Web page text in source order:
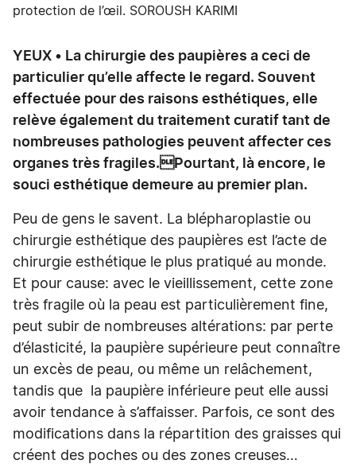
protection de l’œil. SOROUSH KARIMI
YEUX • La chirurgie des paupières a ceci de
particulier qu’elle affecte le regard. Souvent
effectuée pour des raisons esthétiques, elle
relève également du traitement curatif tant de
nombreuses pathologies peuvent affecter ces
organes très fragiles.Pourtant, là encore, le
souci esthétique demeure au premier plan.
Peu de gens le savent. La blépharoplastie ou
chirurgie esthétique des paupières est l’acte de
chirurgie esthétique le plus pratiqué au monde.
Et pour cause: avec le vieillissement, cette zone
très fragile où la peau est particulièrement fine,
peut subir de nombreuses altérations: par perte
d’élasticité, la paupière supérieure peut connaître
un excès de peau, ou même un relâchement,
tandis que la paupière inférieure peut elle aussi
avoir tendance à s’affaisser. Parfois, ce sont des
modifications dans la répartition des graisses qui
créent des poches ou des zones creuses…